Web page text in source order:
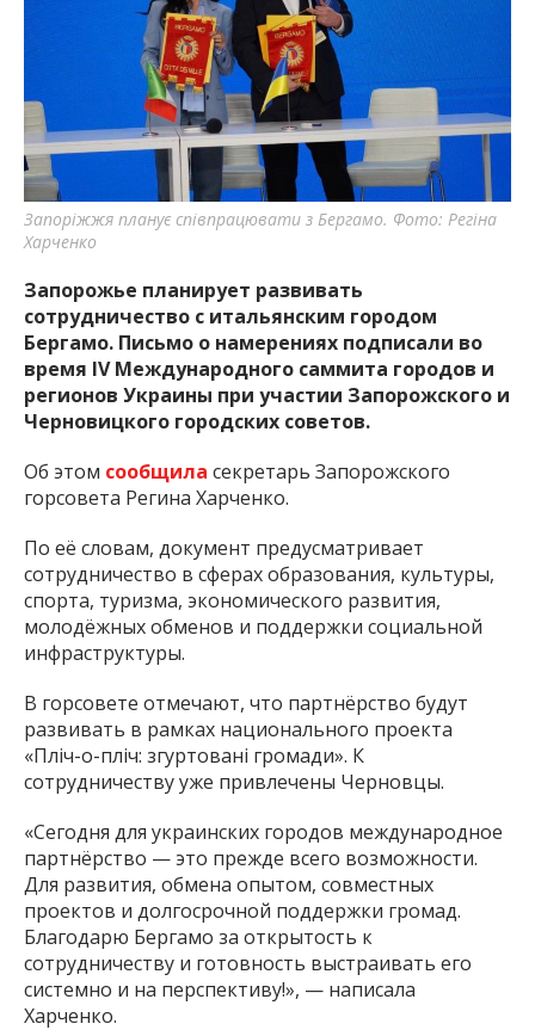
важную информацию о событиях
города Запорожья и области.
Запоріжжя планує співпрацювати з Бергамо. Фото: Регіна
Харченко
Запорожье планирует развивать
сотрудничество с итальянским городом
Бергамо. Письмо о намерениях подписали во
время IV Международного саммита городов и
регионов Украины при участии Запорожского и
Черновицкого городских советов.
Об этом сообщила секретарь Запорожского
горсовета Регина Харченко.
По её словам, документ предусматривает
сотрудничество в сферах образования, культуры,
спорта, туризма, экономического развития,
молодёжных обменов и поддержки социальной
инфраструктуры.
В горсовете отмечают, что партнёрство будут
развивать в рамках национального проекта
«Пліч-о-пліч: згуртовані громади». К
сотрудничеству уже привлечены Черновцы.
«Сегодня для украинских городов международное
партнёрство — это прежде всего возможности.
Для развития, обмена опытом, совместных
проектов и долгосрочной поддержки громад.
Благодарю Бергамо за открытость к
сотрудничеству и готовность выстраивать его
системно и на перспективу!», — написала
Харченко.